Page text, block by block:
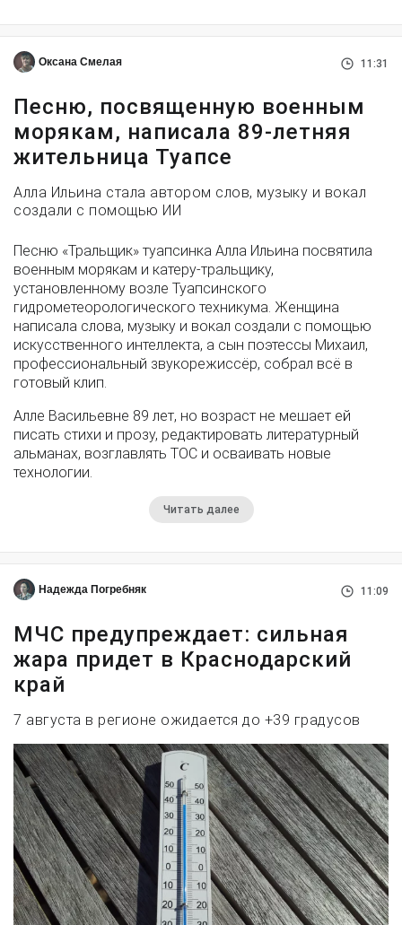
Оксана Смелая 11:31
Песню, посвященную военным
морякам, написала 89-летняя
жительница Туапсе
Алла Ильина стала автором слов, музыку и вокал
создали с помощью ИИ
Песню «Тральщик» туапсинка Алла Ильина посвятила
военным морякам и катеру-тральщику,
установленному возле Туапсинского
гидрометеорологического техникума. Женщина
написала слова, музыку и вокал создали с помощью
искусственного интеллекта, а сын поэтессы Михаил,
профессиональный звукорежиссёр, собрал всё в
готовый клип.
Алле Васильевне 89 лет, но возраст не мешает ей
писать стихи и прозу, редактировать литературный
альманах, возглавлять ТОС и осваивать новые
технологии.
Читать далее
Надежда Погребняк 11:09
МЧС предупреждает: сильная
жара придет в Краснодарский
край
7 августа в регионе ожидается до +39 градусов